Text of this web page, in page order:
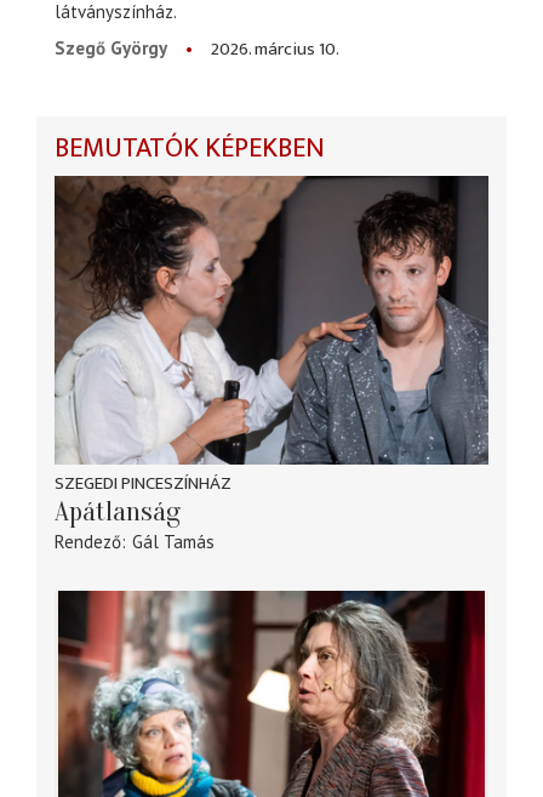
látványszínház.
Szegő György
2026. március 10.
BEMUTATÓK KÉPEKBEN
SZEGEDI PINCESZÍNHÁZ
Apátlanság
Rendező Gál Tamás